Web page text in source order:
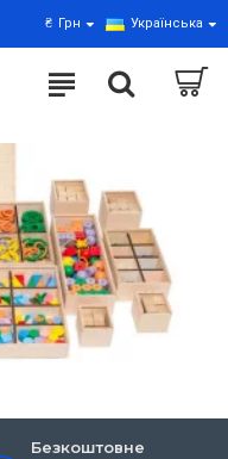
₴ Грн Українська
Безкоштовне